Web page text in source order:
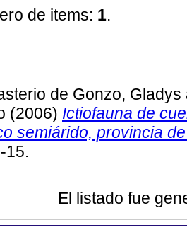
de items: 1.
de Gonzo, Gladys
(2006) Ictiofauna de
semiárido, provincia
15.
El listado fue